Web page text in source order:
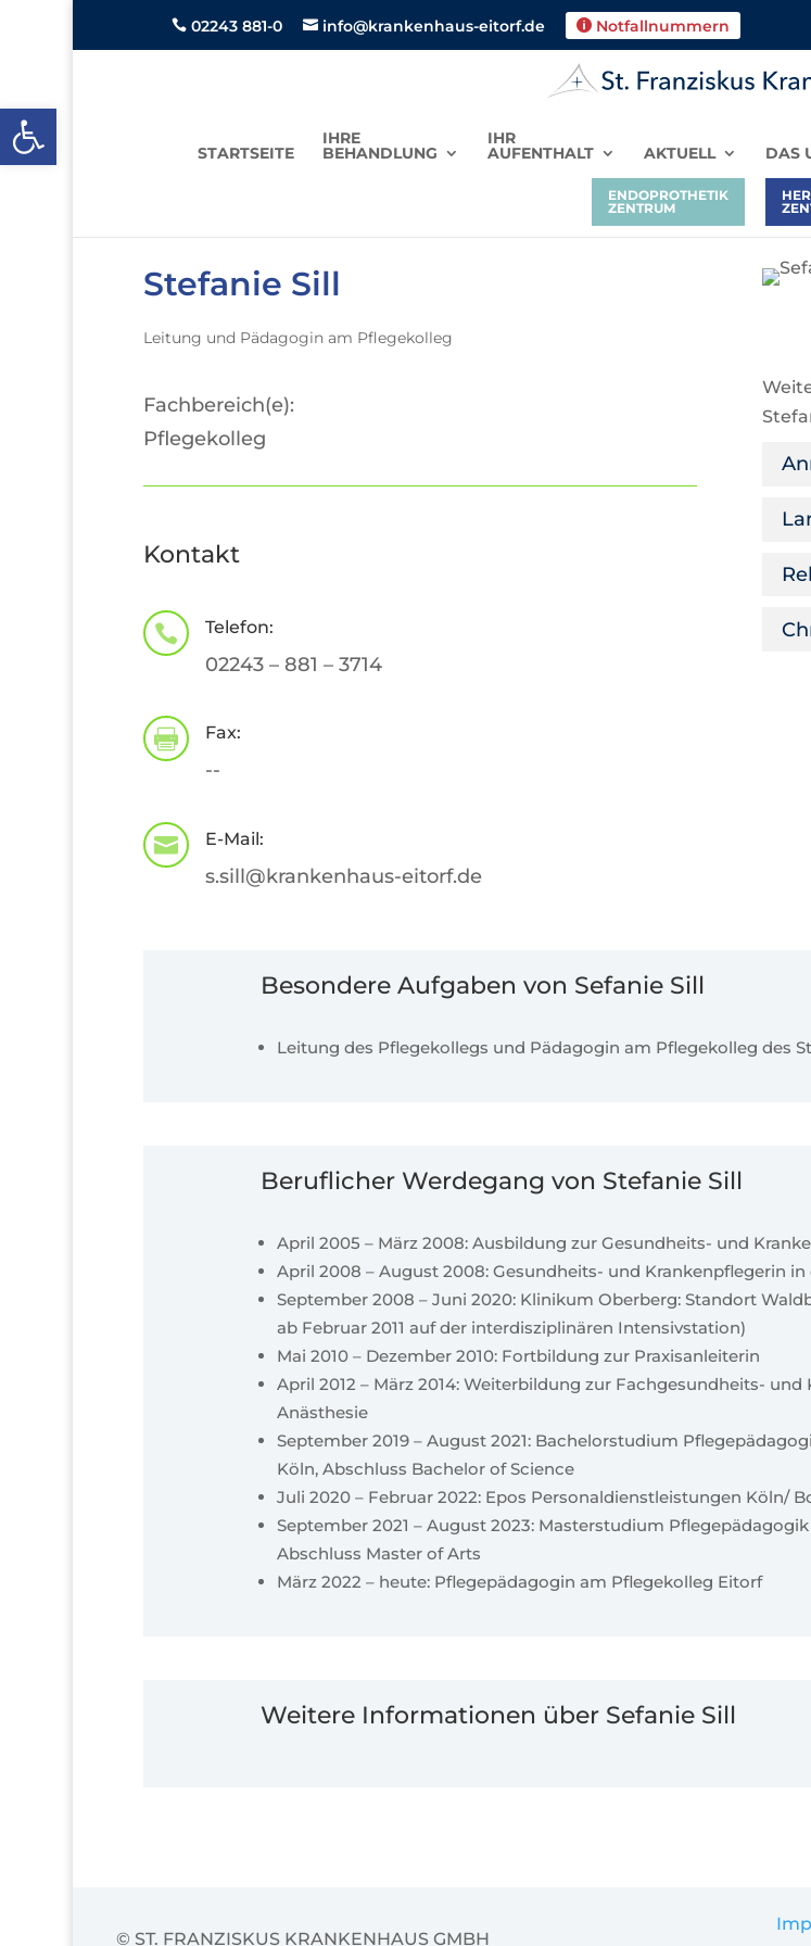
Open toolbar
02243 881-0 info@krankenhaus-eitorf.de Notfallnummern
STARTSEITE
IHRE
BEHANDLUNG
IHR
AUFENTHALT AKTUELL DAS
ENDOPROTHETIK
ZENTRUM
Stefanie Sill
Leitung und Pädagogin am Pflegekolleg
Fachbereich(e):
Pflegekolleg
Kontakt
 Telefon:
02243 – 881 – 3714
 Fax:
--
 E-Mail:
s.sill@krankenhaus-eitorf.de
Besondere Aufgaben von Sefanie Sill
Leitung des Pflegekollegs und Pädagogin am Pflegekolleg des
Beruflicher Werdegang von Stefanie Sill
April 2005 – März 2008: Ausbildung zur Gesundheits- und
April 2008 – August 2008: Gesundheits- und Krankenpflegerin
September 2008 – Juni 2020: Klinikum Oberberg: Standort
ab Februar 2011 auf der interdisziplinären Intensivstation)
Mai 2010 – Dezember 2010: Fortbildung zur Praxisanleiterin
April 2012 – März 2014: Weiterbildung zur Fachgesundheits-
Anästhesie
September 2019 – August 2021: Bachelorstudium
Köln, Abschluss Bachelor of Science
Juli 2020 – Februar 2022: Epos Personaldienstleistungen Köln/
September 2021 – August 2023: Masterstudium
Abschluss Master of Arts
März 2022 – heute: Pflegepädagogin am Pflegekolleg Eitorf
Weitere Informationen über Sefanie Sill
© ST. FRANZISKUS KRANKENHAUS GMBH